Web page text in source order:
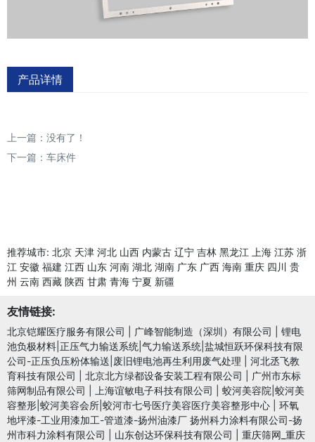
产品详情
上一篇：没有了！
下一篇： 车床件
推荐城市: 北京 天津 河北 山西 内蒙古 辽宁 吉林 黑龙江 上海 江苏 浙
江 安徽 福建 江西 山东 河南 湖北 湖南 广东 广西 海南 重庆 四川 贵
州 云南 西藏 陕西 甘肃 青海 宁夏 新疆
友情链接:
北京铠耀医疗服务有限公司 广峰智能制造（深圳）有限公司
锂电
池负极材料|正压气力输送系统|气力输送系统|盐城恒跃环保科技有限
公司-正压负压粉体输送|废旧锂电池再生利用废气处理
河北丞飞教
育科技有限公司
北京北方绿都设备安装工程有限公司
广州市东标
筛网制品有限公司
上海谊敏电子科技有限公司
蛟河美容院|蛟河美
容整形|蛟河美容会所|蛟河市七号医疗美容医疗美容整形中心
环氧
地坪漆-工业用漆加工-管道漆-扬州油漆厂 扬州科力涂料有限公司-扬
州市科力涂料有限公司
山东创达环保科技有限公司
重庆筛网_重庆